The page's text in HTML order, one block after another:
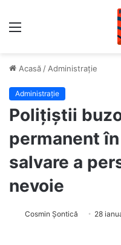
Acasă / Administrație
Administrație
Polițiștii
permanent
salvare a
nevoie
Cosmin Șontică 28